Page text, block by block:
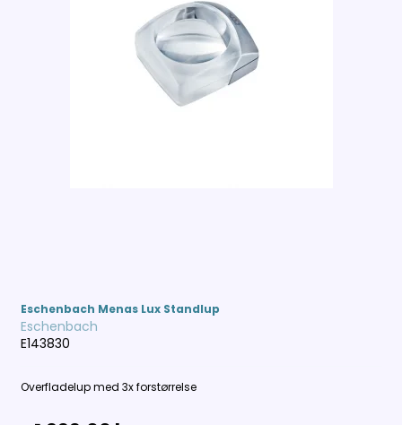
Eschenbach Menas Lux Standlup
Eschenbach
E143830
Overfladelup med 3x forstørrelse